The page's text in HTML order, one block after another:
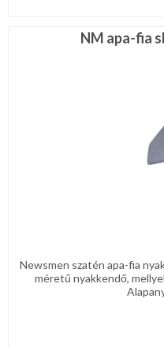
NM apa-fia
Newsmen szatén apa-fia
méretű nyakkendő,